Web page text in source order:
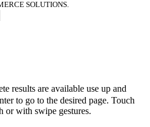
SOLUTIONS.
results are available use up and
to go to the desired page. Touch
or with swipe gestures.